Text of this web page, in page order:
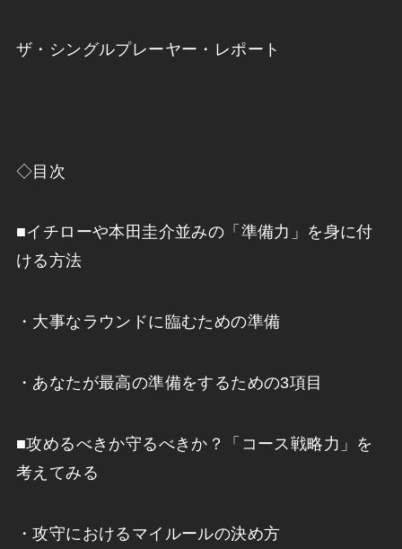
ザ・シングルプレーヤー・レポート
◇目次
■イチローや本田圭介並みの「準備力」を身に付
ける方法
・大事なラウンドに臨むための準備
・あなたが最高の準備をするための3項目
■攻めるべきか守るべきか？「コース戦略力」を
考えてみる
・攻守におけるマイルールの決め方